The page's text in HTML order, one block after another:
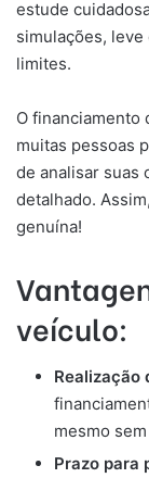
estude
simulações,
limites.
O financiamento
muitas pessoas
de analisar suas
detalhado.
genuína!
veículo:
Realização
mesmo
Prazo para